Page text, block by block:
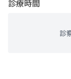
診療時間
診